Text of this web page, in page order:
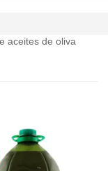
aceites de oliva